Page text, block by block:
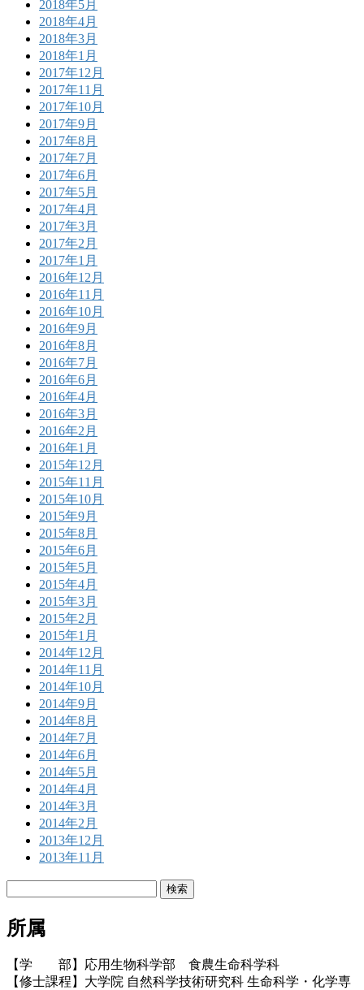
2018年5月
2018年4月
2018年3月
2018年1月
2017年12月
2017年11月
2017年10月
2017年9月
2017年8月
2017年7月
2017年6月
2017年5月
2017年4月
2017年3月
2017年2月
2017年1月
2016年12月
2016年11月
2016年10月
2016年9月
2016年8月
2016年7月
2016年6月
2016年4月
2016年3月
2016年2月
2016年1月
2015年12月
2015年11月
2015年10月
2015年9月
2015年8月
2015年6月
2015年5月
2015年4月
2015年3月
2015年2月
2015年1月
2014年12月
2014年11月
2014年10月
2014年9月
2014年8月
2014年7月
2014年6月
2014年5月
2014年4月
2014年3月
2014年2月
2013年12月
2013年11月
所属
【学 部】応用生物科学部 食農生命科学科
【修士課程】大学院 自然科学技術研究科 生命科学・化学専